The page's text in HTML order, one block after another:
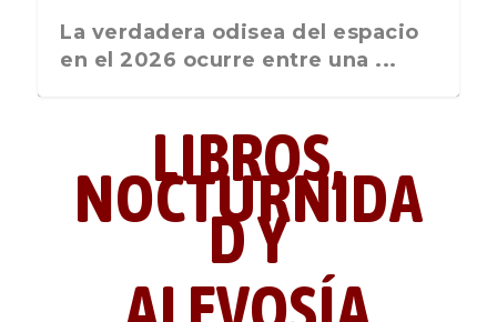
La última postal de la temporada
nos recuerda que nos vamos ...
La verdadera odisea del espacio
en el 2026 ocurre entre una ...
LIBROS,
NOCTURNIDA
D Y